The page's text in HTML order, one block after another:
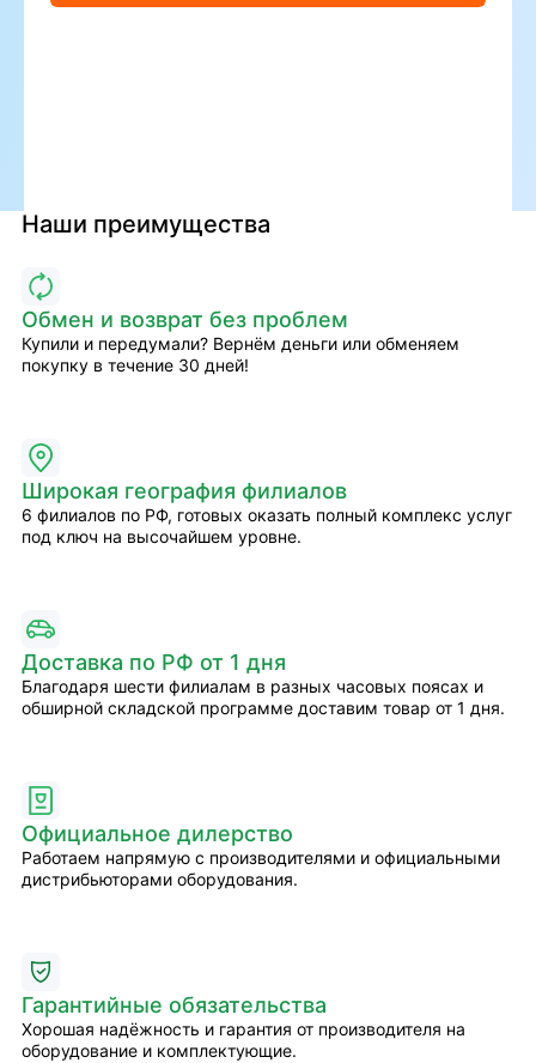
Наши преимущества
Обмен и возврат без проблем
Купили и передумали? Вернём деньги или обменяем
покупку в течение 30 дней!
Широкая география филиалов
6 филиалов по РФ, готовых оказать полный комплекс услуг
под ключ на высочайшем уровне.
Доставка по РФ от 1 дня
Благодаря шести филиалам в разных часовых поясах и
обширной складской программе доставим товар от 1 дня.
Официальное дилерство
Работаем напрямую с производителями и официальными
дистрибьюторами оборудования.
Гарантийные обязательства
Хорошая надёжность и гарантия от производителя на
оборудование и комплектующие.